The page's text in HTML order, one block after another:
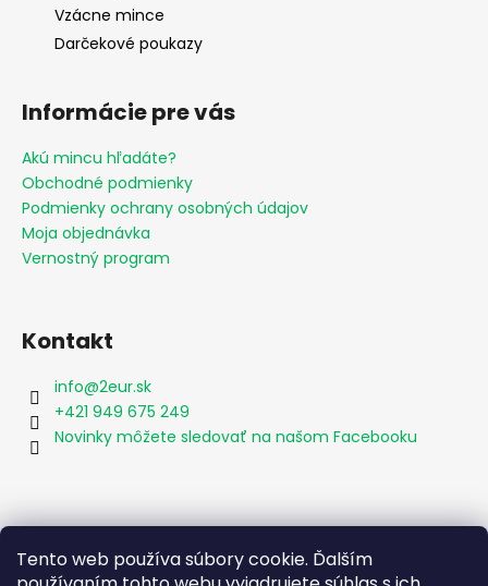
Tento web používa súbory cookie. Ďalším
Vzácne mince
Darčekové poukazy
Informácie pre vás
Akú mincu hľadáte?
Obchodné podmienky
Podmienky ochrany osobných údajov
Moja objednávka
Vernostný program
Kontakt
info@2eur.sk
+421 949 675 249
Novinky môžete sledovať na našom Facebooku